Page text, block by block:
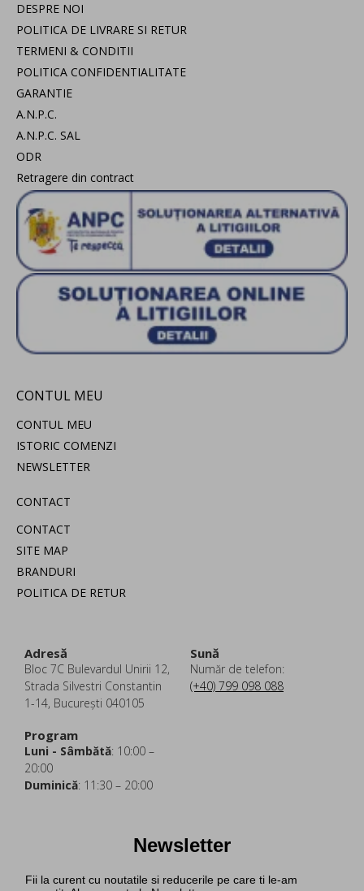
DESPRE NOI
POLITICA DE LIVRARE SI RETUR
TERMENI & CONDITII
POLITICA CONFIDENTIALITATE
GARANTIE
A.N.P.C.
A.N.P.C. SAL
ODR
Retragere din contract
CONTUL MEU
CONTUL MEU
ISTORIC COMENZI
NEWSLETTER
CONTACT
CONTACT
SITE MAP
BRANDURI
POLITICA DE RETUR
Adresă
Bloc 7C Bulevardul Unirii 12,
Strada Silvestri Constantin
1-14, București 040105
Sună
Număr de telefon:
(+40) 799 098 088
Program
Luni - Sâmbătă: 10:00 –
20:00
Duminică: 11:30 – 20:00
Newsletter
Fii la curent cu noutatile si reducerile pe care ti le-am